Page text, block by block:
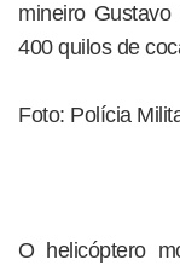
mineiro
400 quilos de
Foto: Polícia
O helicóptero